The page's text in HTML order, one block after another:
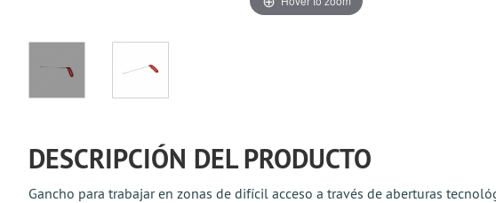
DESCRIPCIÓN DEL PRODUCTO
Gancho para trabajar en zonas de difícil acceso a través de aberturas